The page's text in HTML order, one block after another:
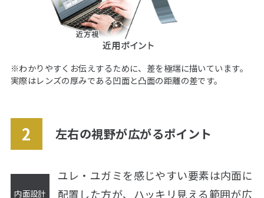
※わかりやすくお伝えするために、差を極端に描いています。
実際はレンズの厚みである凹面と凸面の距離の差です。
左右の視野が広がるポイント
ユレ・ユガミを感じやすい要素は内面に
配置した方が、 ハッキリ見える範囲が広